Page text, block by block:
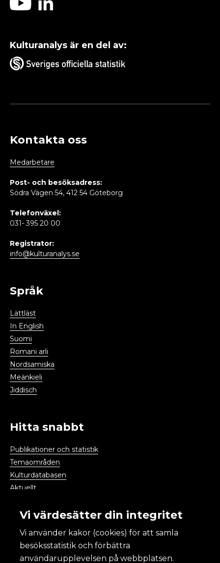
Kulturanalys är en del av:
Kontakta oss
Medarbetare
Post- och besöksadress:
Södra Vägen 54, 412 54 Göteborg
Telefonväxel:
031- 395 20 00
Registrator:
info@kulturanalys.se
Språk
Lättläst
In English
Suomi
Romani arli
Nordsamiska
Meänkieli
Jiddisch
Hitta snabbt
Publikationer och statistik
Temaområden
Kulturdatabasen
Aktuellt
Kulturanalys
Om Kulturanalys
Vi värdesätter din integritet
Vi använder kakor (cookies) för att samla
besöksstatistik och förbättra
användarupplevelsen på webbplatsen.